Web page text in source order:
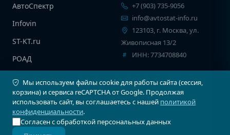
АвтоСпектр
Infovin
ST-KT.ru
РОАД
+7 (903) 735-9056
info@avtostat-info.ru
123103, г. Москва, ул.
Живописная 13/2
ИНН: 7734708840
© 2026 Автостат Инфо. Все права защищены.
Мы используем файлы cookie для работы сайта (сессия,
корзина) и сервиса reCAPTCHA от Google. Продолжая
использовать сайт, вы соглашаетесь с нашей политикой
конфиденциальности.
Согласен с обработкой персональных данных